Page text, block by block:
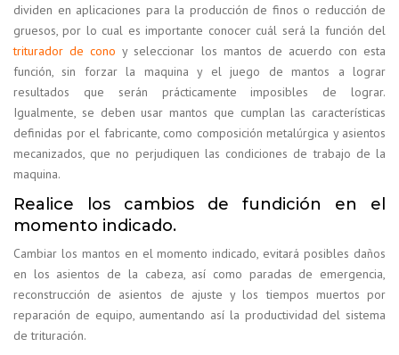
dividen en aplicaciones para la producción de finos o reducción de
gruesos, por lo cual es importante conocer cuál será la función del
triturador de cono y seleccionar los mantos de acuerdo con esta
función, sin forzar la maquina y el juego de mantos a lograr
resultados que serán prácticamente imposibles de lograr.
Igualmente, se deben usar mantos que cumplan las características
definidas por el fabricante, como composición metalúrgica y asientos
mecanizados, que no perjudiquen las condiciones de trabajo de la
maquina.
Realice los cambios de fundición en el
momento indicado.
Cambiar los mantos en el momento indicado, evitará posibles daños
en los asientos de la cabeza, así como paradas de emergencia,
reconstrucción de asientos de ajuste y los tiempos muertos por
reparación de equipo, aumentando así la productividad del sistema
de trituración.